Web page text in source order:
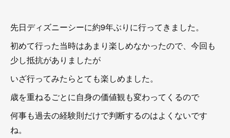
先日ディズニーシーに約9年ぶりに行ってきました。
初めて行った当時はあまり楽しめなかったので、今回も
少し抵抗がありましたが
いざ行ってみたらとても楽しめました。
歳を重ねるごとに自身の価値観も変わってくるので
何事も過去の経験則だけで判断するのはよくないです
ね。